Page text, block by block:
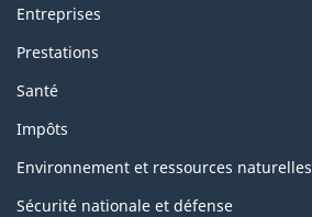
Entreprises
Prestations
Santé
Impôts
Environnement et ressources naturelles
Sécurité nationale et défense